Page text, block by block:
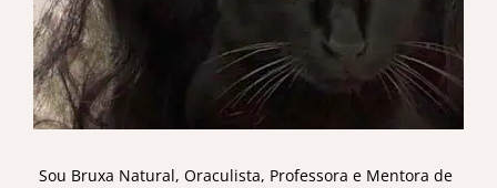
Sou Bruxa Natural, Oraculista, Professora e Mentora de